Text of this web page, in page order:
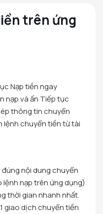
trên ứng
Nạp tiền ngay
nạp và ấn Tiếp tục
thông tin chuyển
lệnh chuyển tiền từ tài
nội dung chuyển
lệnh nạp trên ứng dụng)
thời gian nhanh nhất.
giao dịch chuyển tiền